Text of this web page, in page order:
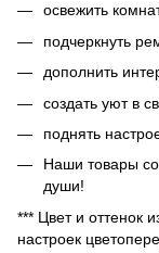
освежить
подчеркнуть
дополнить
создать уют в
поднять
Наши товары
души!
*** Цвет и оттенок
настроек